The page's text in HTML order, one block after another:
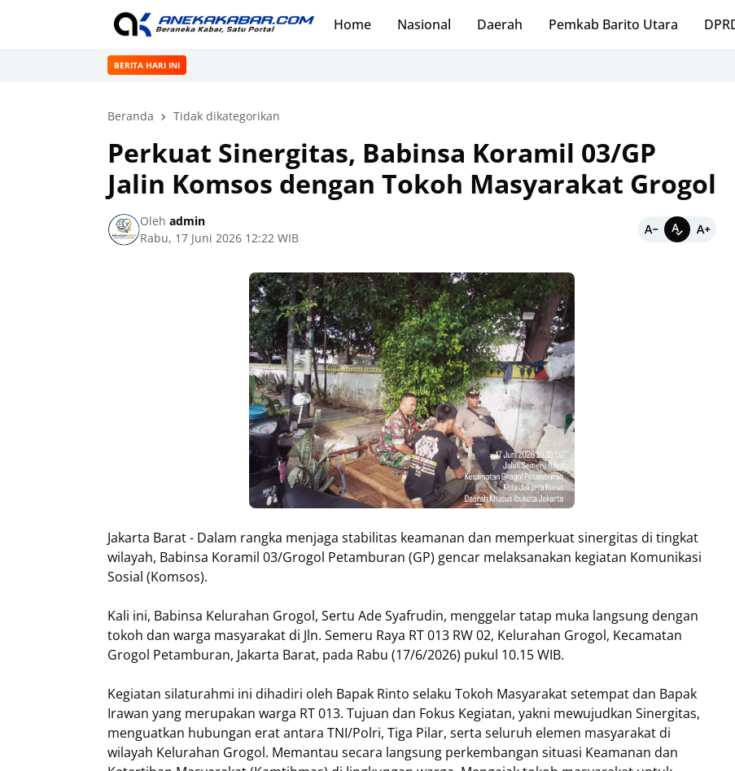
Home Nasional Daerah Pemkab Barito Utara
BERITA HARI INI
Beranda Tidak dikategorikan
Perkuat Sinergitas, Babinsa Koramil 03/GP
Jalin Komsos dengan Tokoh Masyarakat Grogol
Oleh admin
Rabu, 17 Juni 2026 12:22 WIB
Jakarta Barat - Dalam rangka menjaga stabilitas keamanan dan memperkuat sinergitas di tingkat
wilayah, Babinsa Koramil 03/Grogol Petamburan (GP) gencar melaksanakan kegiatan Komunikasi
Sosial (Komsos).
Kali ini, Babinsa Kelurahan Grogol, Sertu Ade Syafrudin, menggelar tatap muka langsung dengan
tokoh dan warga masyarakat di Jln. Semeru Raya RT 013 RW 02, Kelurahan Grogol, Kecamatan
Grogol Petamburan, Jakarta Barat, pada Rabu (17/6/2026) pukul 10.15 WIB.
Kegiatan silaturahmi ini dihadiri oleh Bapak Rinto selaku Tokoh Masyarakat setempat dan Bapak
Irawan yang merupakan warga RT 013. Tujuan dan Fokus Kegiatan, yakni mewujudkan Sinergitas,
menguatkan hubungan erat antara TNI/Polri, Tiga Pilar, serta seluruh elemen masyarakat di
wilayah Kelurahan Grogol. Memantau secara langsung perkembangan situasi Keamanan dan